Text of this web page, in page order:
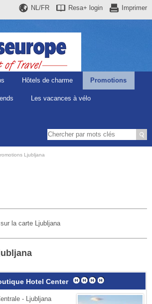
Imprimer
Resa+ login
NL/FR
Hôtels de charme Promotions
Les vacances à vélo
Ljubljana
la carte Ljubljana
Hotel Center
- Ljubljana